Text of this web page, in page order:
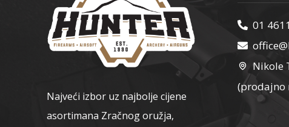
Najveći izbor uz najbolje cijene
asortimana Zračnog oružja,
01
Nikole
(prodajno